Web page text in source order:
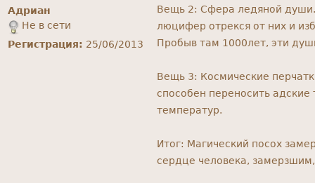
Адриан
Не в сети
Регистрация: 25/06/2013
Вещь 2: Сфера ледяной души.
люцифер отрекся от них и
Пробыв там 1000лет, эти
Вещь 3: Космические
способен переносить
температур.
Итог: Магический посох
сердце человека,